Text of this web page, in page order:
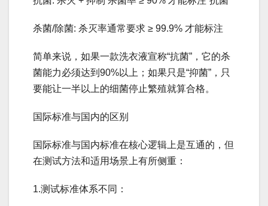
杀菌/除菌: 杀灭率通常要求 ≥ 99.9% 才能标注
简单来说，如果一款洗衣液宣称“抗菌”，它的杀
菌能力必须达到90%以上；如果只是“抑菌”，只
要能让一半以上的细菌停止繁殖就算合格。
国际标准与国内的区别
国际标准与国内标准在核心逻辑上是互通的，但
在测试方法和适用场景上有所侧重：
1.测试标准体系不同：